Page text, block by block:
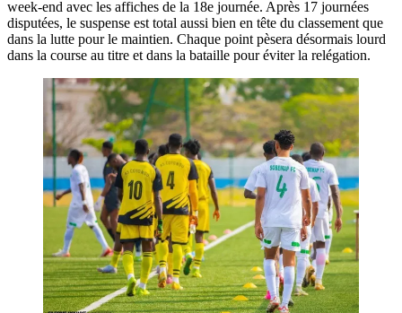
week-end avec les affiches de la 18e journée. Après 17 journées
disputées, le suspense est total aussi bien en tête du classement que
dans la lutte pour le maintien. Chaque point pèsera désormais lourd
dans la course au titre et dans la bataille pour éviter la relégation.